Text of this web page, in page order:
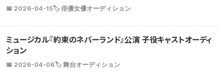
📅 2026-04-15🏷️ 俳優女優オーディション
ミュージカル『約束のネバーランド』公演 子役キャストオーディ
ション
📅 2026-04-06🏷️ 舞台オーディション